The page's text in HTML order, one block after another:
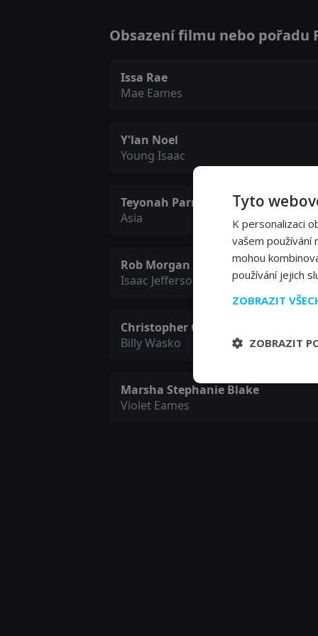
Obsazení filmu nebo pořadu
Issa Rae
Mae Eames
Y'lan Noel
Young Isaac
Teyonah Parris
Asia
Rob Morgan
Isaac Jefferson
Christopher Cassarino
Billy Wasko
Marsha Stephanie Blake
Violet Eames
Tyto
K personalizaci
vašem používání
mohou
používání jejich
ZOBRAZIT
ZOBRAZIT